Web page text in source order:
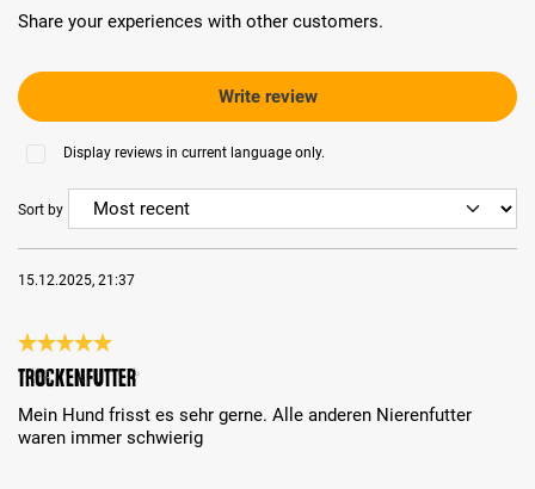
Share your experiences with other customers.
Write review
Display reviews in current language only.
Sort by
15.12.2025, 21:37
Review with rating of 5 out of 5 stars
Trockenfutter
Mein Hund frisst es sehr gerne. Alle anderen Nierenfutter
waren immer schwierig